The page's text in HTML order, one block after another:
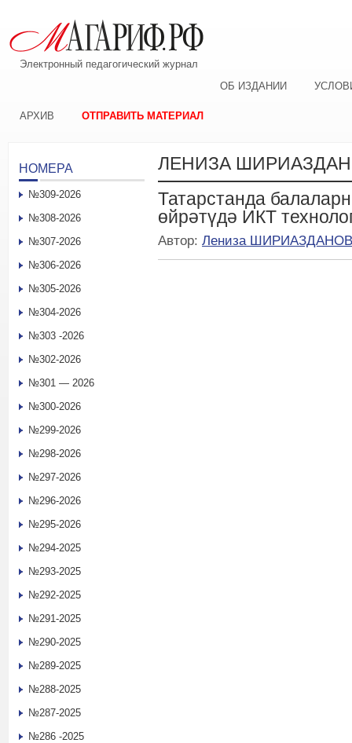
Электронный педагогический журнал
ОБ ИЗДАНИИ
АРХИВ ОТПРАВИТЬ МАТЕРИАЛ
ЛЕНИЗА
Татарстанда
өйрәтүдә ИКТ
Автор: Лениза
НОМЕРА
№309-2026
№308-2026
№307-2026
№306-2026
№305-2026
№304-2026
№303 -2026
№302-2026
№301 — 2026
№300-2026
№299-2026
№298-2026
№297-2026
№296-2026
№295-2026
№294-2025
№293-2025
№292-2025
№291-2025
№290-2025
№289-2025
№288-2025
№287-2025
№286 -2025